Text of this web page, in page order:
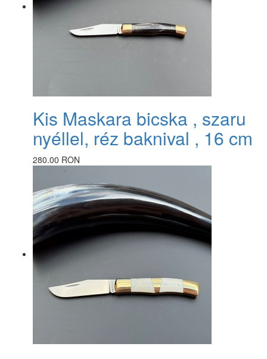
Kis Maskara bicska , szaru
nyéllel, réz baknival , 16 cm
280.00 RON